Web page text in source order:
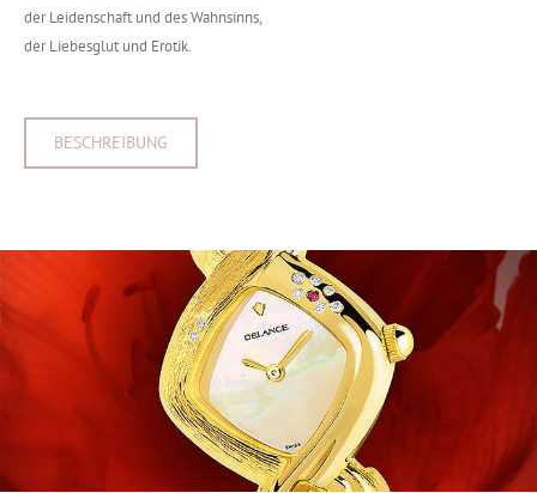
der Leidenschaft und des Wahnsinns,
der Liebesglut und Erotik.
BESCHREIBUNG